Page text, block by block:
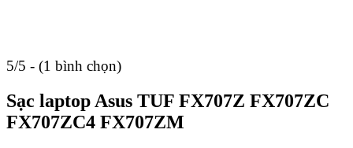
5/5 - (1 bình chọn)
Sạc laptop Asus TUF FX707Z FX707ZC
FX707ZC4 FX707ZM